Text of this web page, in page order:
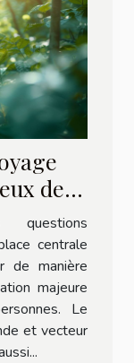
de
centrale
de manière
majeure
Le
et vecteur